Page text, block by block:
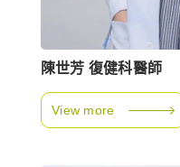
陳世芳 復健科醫師
View more